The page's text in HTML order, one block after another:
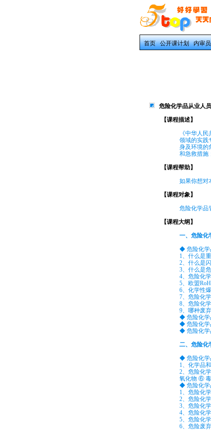
首页 公开课计划 内审
危险化学品从业人
【课程描述】
《中华人
领域的实践
身及环境的
和急救措施
【课程帮助】
如果你想对
【课程对象】
危险化学品
【课程大纲】
一、危险化
◆ 危险化学
1、什么是
2、什么是
3、什么是
4、危险化
5、欧盟
6、化学性
7、危险化
8、危险化
9、哪种废
◆ 危险化学
◆ 危险化学
◆ 危险化学
二、危险化
◆ 危险化学
1、化学品
2、危险化
氧化物 ⑥
◆ 危险化学
1、危险化
2、危险化
3、危险化
4、危险化
5、危险化
6、危险废